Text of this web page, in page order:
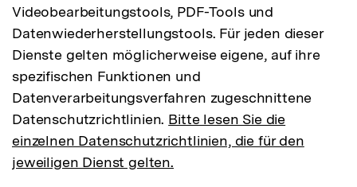
Videobearbeitungstools, PDF-Tools und
Datenwiederherstellungstools. Für jeden dieser
Dienste gelten möglicherweise eigene, auf ihre
spezifischen Funktionen und
Datenverarbeitungsverfahren zugeschnittene
Datenschutzrichtlinien. Bitte lesen Sie die
einzelnen Datenschutzrichtlinien, die für den
jeweiligen Dienst gelten.